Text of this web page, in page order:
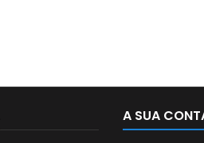
A SUA